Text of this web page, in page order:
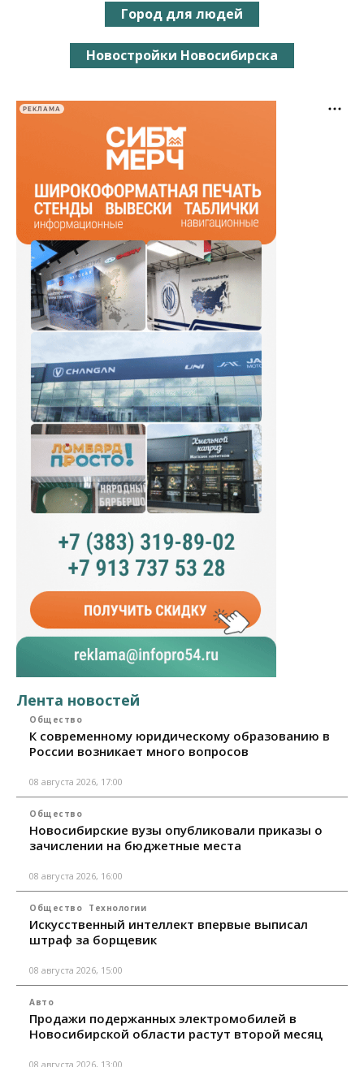
Город для людей
Новостройки Новосибирска
РЕКЛАМА
Лента новостей
Общество
К современному юридическому образованию в
России возникает много вопросов
08 августа 2026, 17:00
Общество
Новосибирские вузы опубликовали приказы о
зачислении на бюджетные места
08 августа 2026, 16:00
Общество Технологии
Искусственный интеллект впервые выписал
штраф за борщевик
08 августа 2026, 15:00
Авто
Продажи подержанных электромобилей в
Новосибирской области растут второй месяц
08 августа 2026, 13:00